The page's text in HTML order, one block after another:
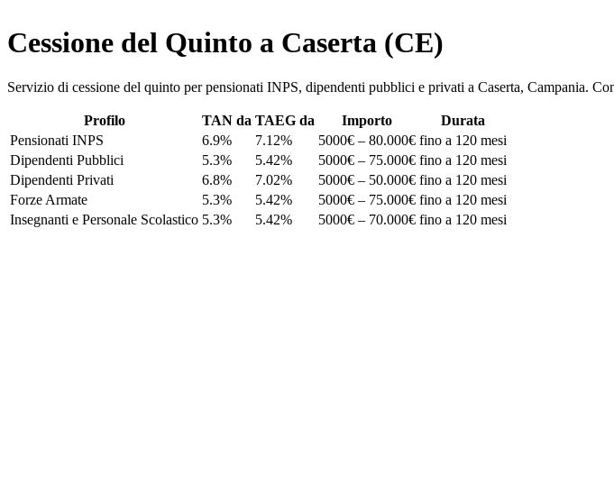
Cessione del Quinto a Caserta (CE)
Servizio di cessione del quinto per pensionati INPS, dipendenti pubblici e privati a Caserta, Campania.
Profilo TAN da TAEG da Importo
Durata
Pensionati INPS
6.9% 7.12% 5000€ – 80.000€ fino a 120 mesi
Dipendenti Pubblici
5.3% 5.42% 5000€ – 75.000€ fino a 120 mesi
Dipendenti Privati
6.8% 7.02% 5000€ – 50.000€ fino a 120 mesi
Forze Armate
5.3% 5.42% 5000€ – 75.000€ fino a 120 mesi
Insegnanti e Personale Scolastico 5.3% 5.42% 5000€ – 70.000€ fino a 120 mesi